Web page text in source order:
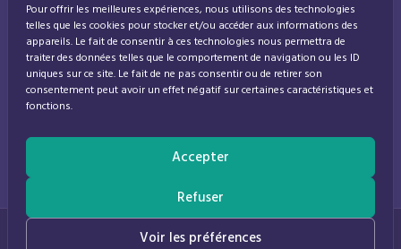
Pour offrir les meilleures expériences, nous utilisons des technologies
telles que les cookies pour stocker et/ou accéder aux informations des
appareils. Le fait de consentir à ces technologies nous permettra de
traiter des données telles que le comportement de navigation ou les ID
uniques sur ce site. Le fait de ne pas consentir ou de retirer son
consentement peut avoir un effet négatif sur certaines caractéristiques et
fonctions.
Accepter
Refuser
Voir les préférences
Désinscription à tout moment.
J'accepte de recevoir des emails marketing conformément à la